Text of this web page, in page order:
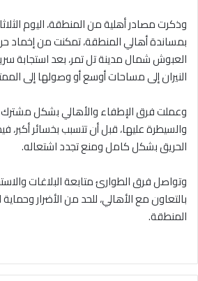
وذكرت مصادر أهلية من المنطقة، اليوم
بمساندة أهالي المنطقة، تمكنت من إخماد
العبوش شمال مدينة تل تمر، بعد استجابة
النيران إلى مساحات أوسع أو وصولها إلى
وعملت فرق الإطفاء والأهالي بشكل مشترك
والسيطرة عليها، قبل أن تتسبب بخسائر أكبر،
الحريق بشكل كامل ومنع تجدد اشتعاله.
وتواصل فرق الطوارئ متابعة البلاغات
بالتعاون مع الأهالي، للحد من الأضرار
المنطقة.